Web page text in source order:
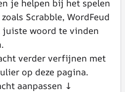
je helpen bij het spelen
Scrabble, WordFeud
juiste woord te vinden
verder verfijnen met
op deze pagina.
aanpassen ↓